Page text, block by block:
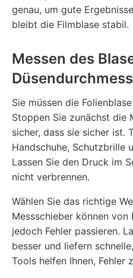
genau, um gute
bleibt die Filmblase stabil.
Messen des
Sie müssen die
Stoppen Sie zunächst die
sicher, dass sie sicher ist.
Handschuhe, Schutzbrille
Lassen Sie den Druck im
nicht verbrennen.
Wählen Sie das richtige
Messschieber können von
jedoch Fehler passieren.
besser und liefern
Tools helfen Ihnen, Fehler